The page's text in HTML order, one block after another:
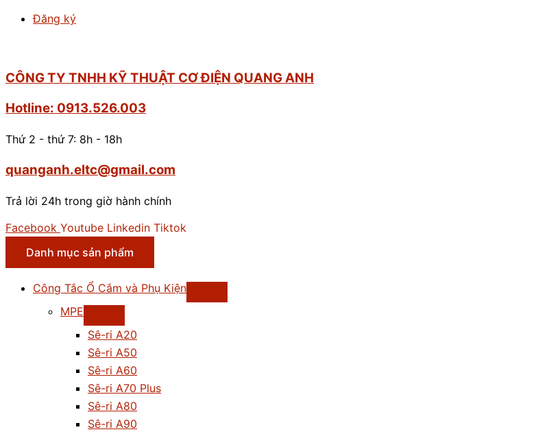
Đăng ký
CÔNG TY TNHH KỸ THUẬT CƠ ĐIỆN QUANG ANH
Hotline: 0913.526.003
Thứ 2 - thứ 7: 8h - 18h
quanganh.eltc@gmail.com
Trả lời 24h trong giờ hành chính
Facebook Youtube Linkedin Tiktok
Danh mục sản phẩm
Công Tắc Ổ Cắm và Phụ Kiện
MPE
Sê-ri A20
Sê-ri A50
Sê-ri A60
Sê-ri A70 Plus
Sê-ri A80
Sê-ri A90